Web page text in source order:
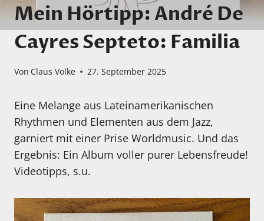
Mein Hörtipp: André De
Cayres Septeto: Familia
Von Claus Volke 27. September 2025
Eine Melange aus Lateinamerikanischen
Rhythmen und Elementen aus dem Jazz,
garniert mit einer Prise Worldmusic. Und das
Ergebnis: Ein Album voller purer Lebensfreude!
Videotipps, s.u.